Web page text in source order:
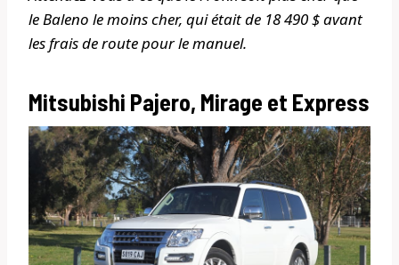
le Baleno le moins cher, qui était de 18 490 $ avant
les frais de route pour le manuel.
Mitsubishi Pajero, Mirage et Express